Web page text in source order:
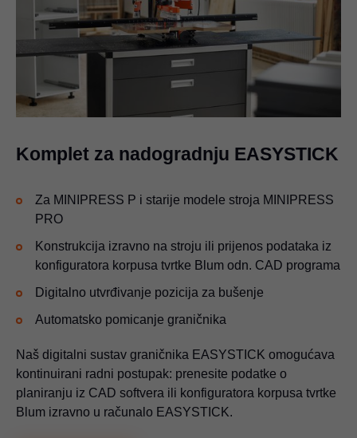
Komplet za nadogradnju EASYSTICK
Za MINIPRESS P i starije modele stroja MINIPRESS
PRO
Konstrukcija izravno na stroju ili prijenos podataka iz
konfiguratora korpusa tvrtke Blum odn. CAD programa
Digitalno utvrđivanje pozicija za bušenje
Automatsko pomicanje graničnika
Naš digitalni sustav graničnika EASYSTICK omogućava
kontinuirani radni postupak: prenesite podatke o
planiranju iz CAD softvera ili konfiguratora korpusa tvrtke
Blum izravno u računalo EASYSTICK.